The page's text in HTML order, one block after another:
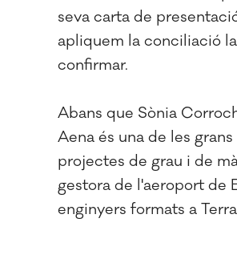
seva carta de
apliquem la conciliació
confirmar.
Abans que Sònia
Aena és una de les
projectes de grau i de
gestora de l'aeroport de
enginyers formats a